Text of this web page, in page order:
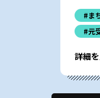
#ま
#元
詳細